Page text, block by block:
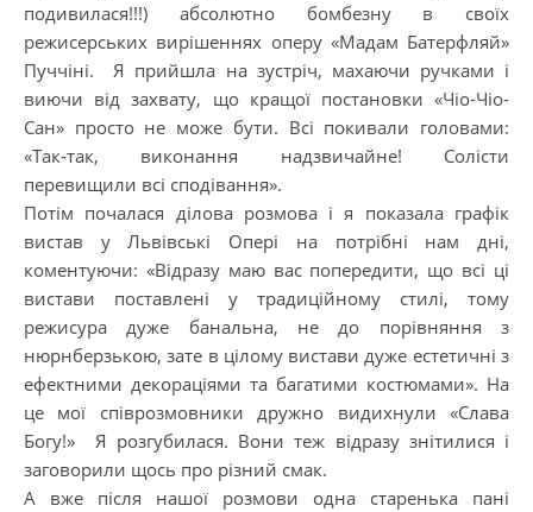
подивилася!!!) абсолютно бомбезну в своїх
режисерських вирішеннях оперу «Мадам Батерфляй»
Пуччіні. Я прийшла на зустріч, махаючи ручками і
виючи від захвату, що кращої постановки «Чіо-Чіо-
Сан» просто не може бути. Всі покивали головами:
«Так-так, виконання надзвичайне! Солісти
перевищили всі сподівання».
Потім почалася ділова розмова і я показала графік
вистав у Львівські Опері на потрібні нам дні,
коментуючи: «Відразу маю вас попередити, що всі ці
вистави поставлені у традиційному стилі, тому
режисура дуже банальна, не до порівняння з
нюрнберзькою, зате в цілому вистави дуже естетичні з
ефектними декораціями та багатими костюмами». На
це мої співрозмовники дружно видихнули «Слава
Богу!» Я розгубилася. Вони теж відразу знітилися і
заговорили щось про різний смак.
А вже після нашої розмови одна старенька пані